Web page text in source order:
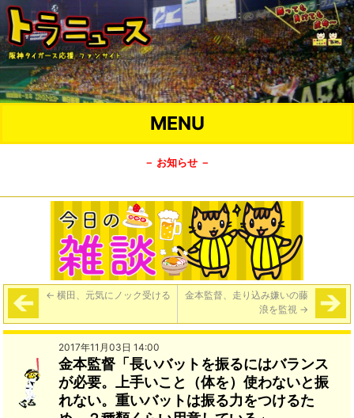
MENU
－ お知らせ －
← 横田、元気にノック受ける
金本監督、走り込み嫌いの藤
浪を監視 →
2017年11月03日 14:00
金本監督「長いバットを振るにはバランス
が必要。上手いこと（体を）使わないと振
れない。重いバットは振る力をつけるた